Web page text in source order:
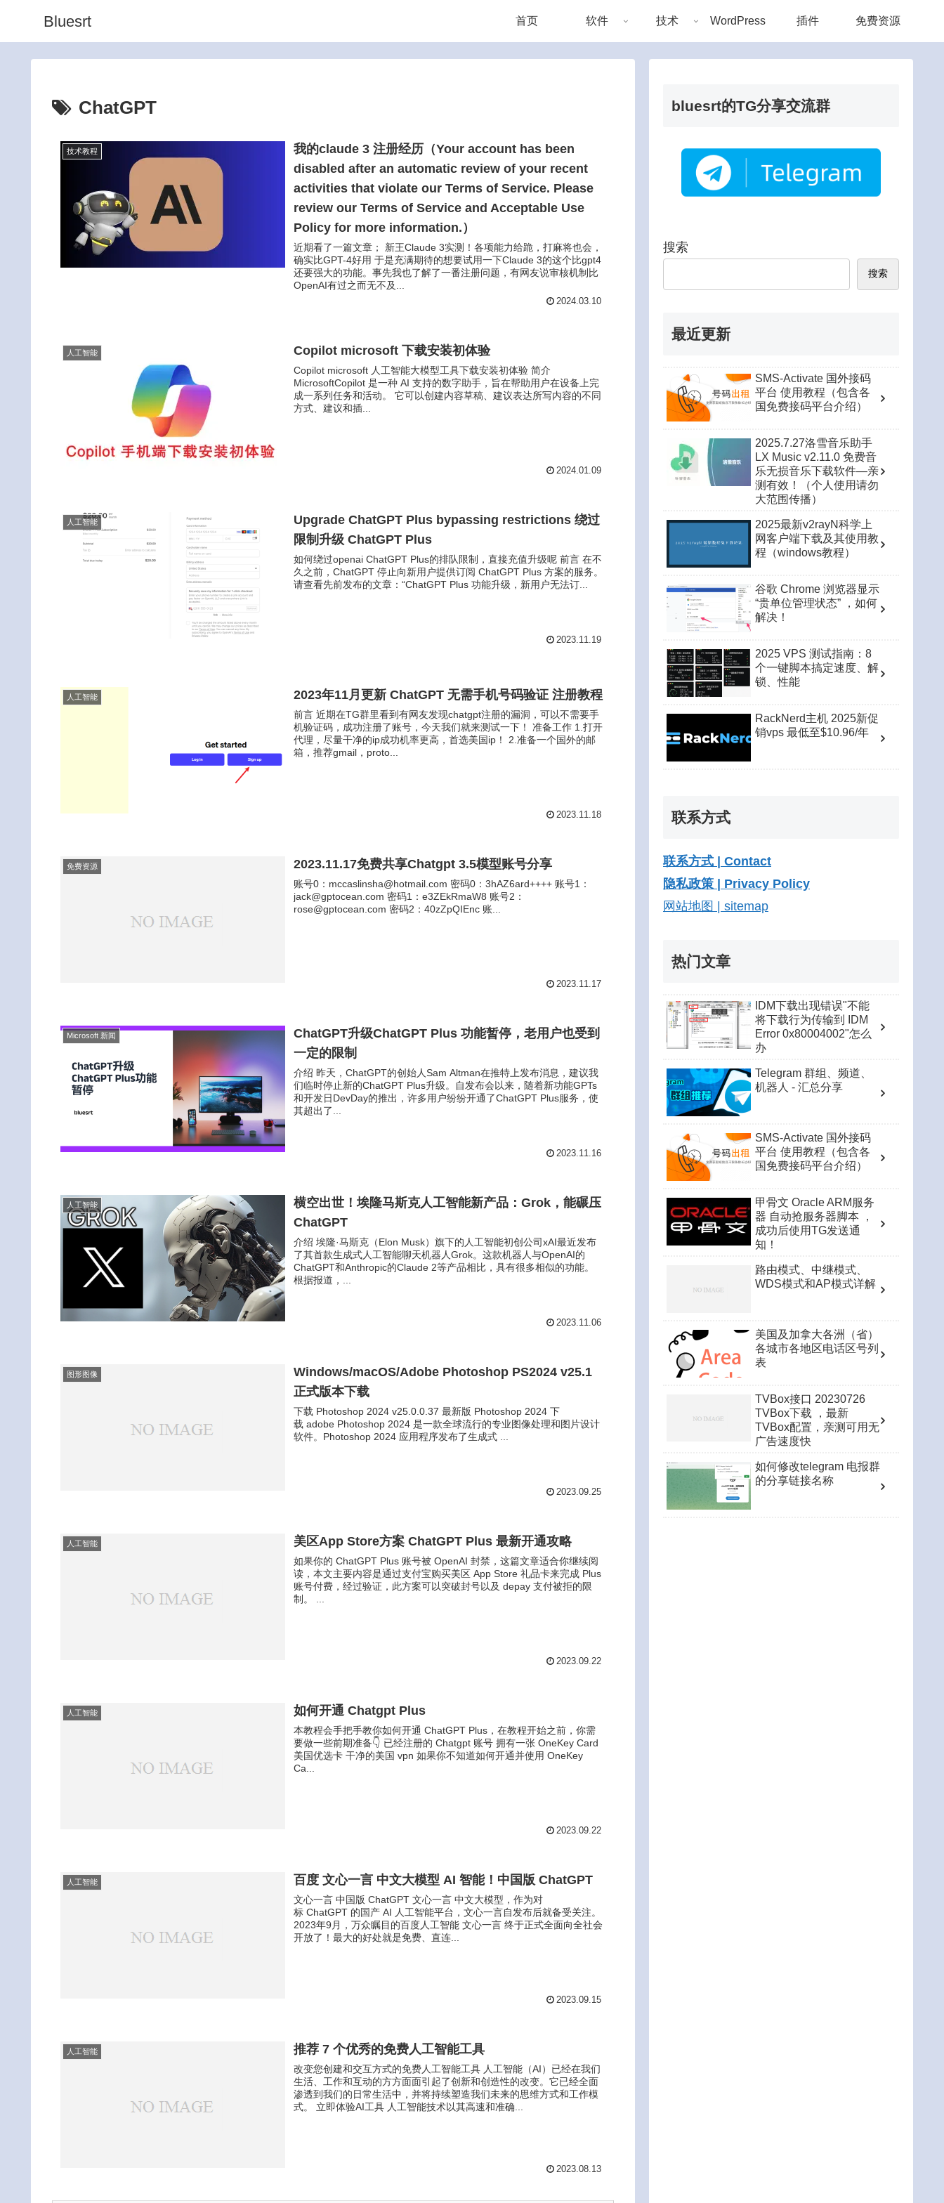
Bluesrt 首页 软件 技术 WordPress 插件 免费资源
ChatGPT
技术教程
我的claude 3 注册经历（Your account has been
disabled after an automatic review of your recent
activities that violate our Terms of Service. Please
review our Terms of Service and Acceptable Use
Policy for more information.）
近期看了一篇文章； 新王Claude 3实测！各项能力给跪，打麻将也会，
确实比GPT-4好用 于是充满期待的想要试用一下Claude 3的这个比gpt4
还要强大的功能。事先我也了解了一番注册问题，有网友说审核机制比
OpenAI有过之而无不及...
2024.03.10
人工智能 Copilot microsoft 下载安装初体验
Copilot microsoft 人工智能大模型工具下载安装初体验 简介
MicrosoftCopilot 是一种 AI 支持的数字助手，旨在帮助用户在设备上完
成一系列任务和活动。 它可以创建内容草稿、建议表达所写内容的不同
方式、建议和插...
2024.01.09
人工智能
Upgrade ChatGPT Plus bypassing restrictions 绕过
限制升级 ChatGPT Plus
如何绕过openai ChatGPT Plus的排队限制，直接充值升级呢 前言 在不
久之前，ChatGPT 停止向新用户提供订阅 ChatGPT Plus 方案的服务。
请查看先前发布的文章：“ChatGPT Plus 功能升级，新用户无法订...
2023.11.19
人工智能 2023年11月更新 ChatGPT 无需手机号码验证 注册教程
前言 近期在TG群里看到有网友发现chatgpt注册的漏洞，可以不需要手
机验证码，成功注册了账号，今天我们就来测试一下！ 准备工作 1.打开
代理，尽量干净的ip成功机率更高，首选美国ip！ 2.准备一个国外的邮
箱，推荐gmail，proto...
2023.11.18
免费资源 2023.11.17免费共享Chatgpt 3.5模型账号分享
账号0： mccaslinsha@hotmail.com 密码0：3hAZ6ard++++ 账号1：
jack@gptocean.com 密码1：e3ZEkRmaW8 账号2：
rose@gptocean.com 密码2：40zZpQIEnc 账...
2023.11.17
Microsoft 新闻
ChatGPT升级ChatGPT Plus 功能暂停，老用户也受到
一定的限制
介绍 昨天，ChatGPT的创始人Sam Altman在推特上发布消息，建议我
们临时停止新的ChatGPT Plus升级。自发布会以来，随着新功能GPTs
和开发日DevDay的推出，许多用户纷纷开通了ChatGPT Plus服务，使
其超出了...
2023.11.16
人工智能
横空出世！埃隆马斯克人工智能新产品：Grok，能碾压
ChatGPT
介绍 埃隆·马斯克（Elon Musk）旗下的人工智能初创公司xAI最近发布
了其首款生成式人工智能聊天机器人Grok。这款机器人与OpenAI的
ChatGPT和Anthropic的Claude 2等产品相比，具有很多相似的功能。
根据报道，...
2023.11.06
图形图像
Windows/macOS/Adobe Photoshop PS2024 v25.1
正式版本下载
下载 Photoshop 2024 v25.0.0.37 最新版 Photoshop 2024 下
载 adobe Photoshop 2024 是一款全球流行的专业图像处理和图片设计
软件。Photoshop 2024 应用程序发布了生成式 ...
2023.09.25
人工智能 美区App Store方案 ChatGPT Plus 最新开通攻略
如果你的 ChatGPT Plus 账号被 OpenAI 封禁，这篇文章适合你继续阅
读，本文主要内容是通过支付宝购买美区 App Store 礼品卡来完成 Plus
账号付费，经过验证，此方案可以突破封号以及 depay 支付被拒的限
制。 ...
2023.09.22
人工智能 如何开通 Chatgpt Plus
本教程会手把手教你如何开通 ChatGPT Plus，在教程开始之前，你需
要做一些前期准备👇 已经注册的 Chatgpt 账号 拥有一张 OneKey Card
美国优选卡 干净的美国 vpn 如果你不知道如何开通并使用 OneKey
Ca...
2023.09.22
人工智能 百度 文心一言 中文大模型 AI 智能！中国版 ChatGPT
文心一言 中国版 ChatGPT 文心一言 中文大模型，作为对
标 ChatGPT 的国产 AI 人工智能平台，文心一言自发布后就备受关注。
2023年9月，万众瞩目的百度人工智能 文心一言 终于正式全面向全社会
开放了！最大的好处就是免费、直连...
2023.09.15
人工智能 推荐 7 个优秀的免费人工智能工具
改变您创建和交互方式的免费人工智能工具 人工智能（AI）已经在我们
生活、工作和互动的方方面面引起了创新和创造性的改变。它已经全面
渗透到我们的日常生活中，并将持续塑造我们未来的思维方式和工作模
式。 立即体验AI工具 人工智能技术以其高速和准确...
2023.08.13
bluesrt的TG分享交流群
搜索
搜索
最近更新
SMS-Activate 国外接码
平台 使用教程（包含各
国免费接码平台介绍）
2025.7.27洛雪音乐助手
LX Music v2.11.0 免费音
乐无损音乐下载软件—亲
测有效！（个人使用请勿
大范围传播）
2025最新v2rayN科学上
网客户端下载及其使用教
程（windows教程）
谷歌 Chrome 浏览器显示
“贵单位管理状态” ，如何
解决！
2025 VPS 测试指南：8
个一键脚本搞定速度、解
锁、性能
RackNerd主机 2025新促
销vps 最低至$10.96/年
联系方式
联系方式 | Contact
隐私政策 | Privacy Policy
网站地图 | sitemap
热门文章
IDM下载出现错误"不能
将下载行为传输到 IDM
Error 0x80004002"怎么
办
Telegram 群组、频道、
机器人 - 汇总分享
SMS-Activate 国外接码
平台 使用教程（包含各
国免费接码平台介绍）
甲骨文 Oracle ARM服务
器 自动抢服务器脚本 ，
成功后使用TG发送通
知！
路由模式、中继模式、
WDS模式和AP模式详解
美国及加拿大各洲（省）
各城市各地区电话区号列
表
TVBox接口 20230726
TVBox下载 ，最新
TVBox配置，亲测可用无
广告速度快
如何修改telegram 电报群
的分享链接名称